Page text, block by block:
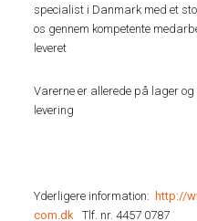
specialist i Danmark med et
os gennem kompetente
leveret
Varerne er allerede på lager
levering
Yderligere information: http://
com.dk Tlf. nr. 4457 0787